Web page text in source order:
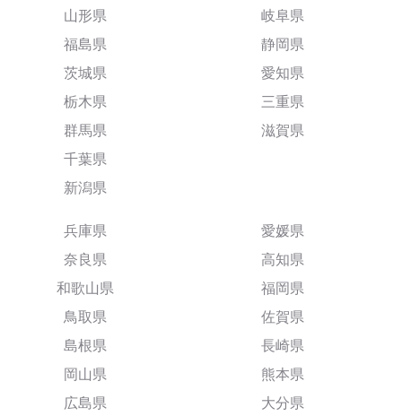
山形県
福島県
茨城県
栃木県
群馬県
千葉県
新潟県
岐阜県
静岡県
愛知県
三重県
滋賀県
兵庫県
奈良県
和歌山県
鳥取県
島根県
岡山県
広島県
愛媛県
高知県
福岡県
佐賀県
長崎県
熊本県
大分県